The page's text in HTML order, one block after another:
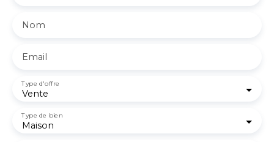
Nom
Email
Vente
Type d'offre
Maison
Type de bien